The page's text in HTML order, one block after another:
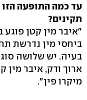
עד כמה התופעה
תקינים?
"איבר מין קטן
ביחסי מין נדרשת
בעיה. יש שלושה
ארוך ודק, איבר מין
מיקרו פין".